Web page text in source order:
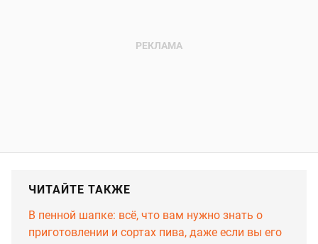
ЧИТАЙТЕ ТАКЖЕ
В пенной шапке: всё, что вам нужно знать о
приготовлении и сортах пива, даже если вы его